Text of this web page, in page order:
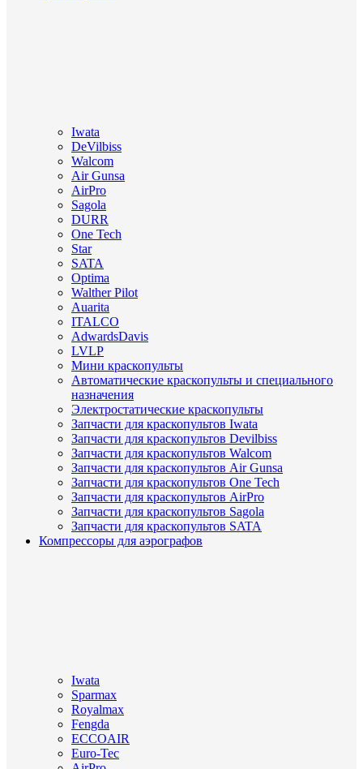
Iwata
DeVilbiss
Walcom
Air Gunsa
AirPro
Sagola
DURR
One Tech
Star
SATA
Optima
Walther Pilot
Auarita
ITALCO
AdwardsDavis
LVLP
Мини краскопульты
Автоматические краскопульты и специального
назначения
Электростатические краскопульты
Запчасти для краскопультов Iwata
Запчасти для краскопультов Devilbiss
Запчасти для краскопультов Walcom
Запчасти для краскопультов Air Gunsa
Запчасти для краскопультов One Tech
Запчасти для краскопультов AirPro
Запчасти для краскопультов Sagola
Запчасти для краскопультов SATA
Компрессоры для аэрографов
Iwata
Sparmax
Royalmax
Fengda
ECCOAIR
Euro-Tec